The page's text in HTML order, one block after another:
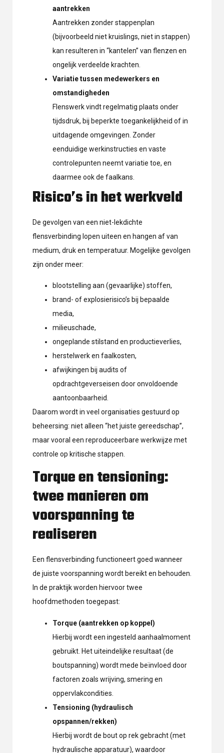
aantrekken
Aantrekken zonder stappenplan
(bijvoorbeeld niet kruislings, niet in stappen)
kan resulteren in “kantelen” van flenzen en
ongelijk verdeelde krachten.
Variatie tussen medewerkers en
omstandigheden
Flenswerk vindt regelmatig plaats onder
tijdsdruk, bij beperkte toegankelijkheid of in
uitdagende omgevingen. Zonder
eenduidige werkinstructies en vaste
controlepunten neemt variatie toe, en
daarmee ook de faalkans.
Risico’s in het werkveld
De gevolgen van een niet-lekdichte
flensverbinding lopen uiteen en hangen af van
medium, druk en temperatuur. Mogelijke gevolgen
zijn onder meer:
blootstelling aan (gevaarlijke) stoffen,
brand- of explosierisico’s bij bepaalde
media,
milieuschade,
ongeplande stilstand en productieverlies,
herstelwerk en faalkosten,
afwijkingen bij audits of
opdrachtgeverseisen door onvoldoende
aantoonbaarheid.
Daarom wordt in veel organisaties gestuurd op
beheersing: niet alleen “het juiste gereedschap”,
maar vooral een reproduceerbare werkwijze met
controle op kritische stappen.
Torque en tensioning:
twee manieren om
voorspanning te
realiseren
Een flensverbinding functioneert goed wanneer
de juiste voorspanning wordt bereikt en behouden.
In de praktijk worden hiervoor twee
hoofdmethoden toegepast:
Torque (aantrekken op koppel)
Hierbij wordt een ingesteld aanhaalmoment
gebruikt. Het uiteindelijke resultaat (de
boutspanning) wordt mede beïnvloed door
factoren zoals wrijving, smering en
oppervlakcondities.
Tensioning (hydraulisch
opspannen/rekken)
Hierbij wordt de bout op rek gebracht (met
hydraulische apparatuur), waardoor